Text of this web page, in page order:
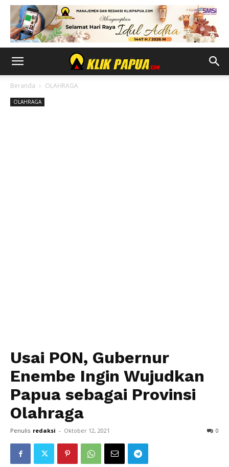
Beranda OLAHRAGA
OLAHRAGA
Usai PON, Gubernur
Enembe Ingin Wujudkan
Papua sebagai Provinsi
Olahraga
Penulis redaksi - Oktober 12, 2021 0